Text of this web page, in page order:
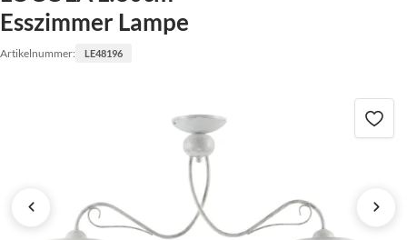
Esszimmer Lampe
Artikelnummer: LE48196